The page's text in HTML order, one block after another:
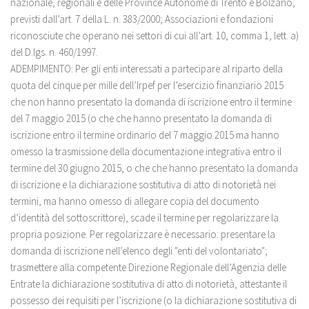
previsti dall’art. 7 della L. n. 383/2000; Associazioni e fondazioni
riconosciute che operano nei settori di cui all’art. 10, comma 1, lett. a)
del D.lgs. n. 460/1997.
ADEMPIMENTO: Per gli enti interessati a partecipare al riparto della
quota del cinque per mille dell’Irpef per l’esercizio finanziario 2015
che non hanno presentato la domanda di iscrizione entro il termine
del 7 maggio 2015 (o che che hanno presentato la domanda di
iscrizione entro il termine ordinario del 7 maggio 2015 ma hanno
omesso la trasmissione della documentazione integrativa entro il
termine del 30 giugno 2015, o che che hanno presentato la domanda
di iscrizione e la dichiarazione sostitutiva di atto di notorietà nei
termini, ma hanno omesso di allegare copia del documento
d’identità del sottoscrittore), scade il termine per regolarizzare la
propria posizione. Per regolarizzare è necessario: presentare la
domanda di iscrizione nell’elenco degli "enti del volontariato";
trasmettere alla competente Direzione Regionale dell’Agenzia delle
Entrate la dichiarazione sostitutiva di atto di notorietà, attestante il
possesso dei requisiti per l’iscrizione (o la dichiarazione sostitutiva di